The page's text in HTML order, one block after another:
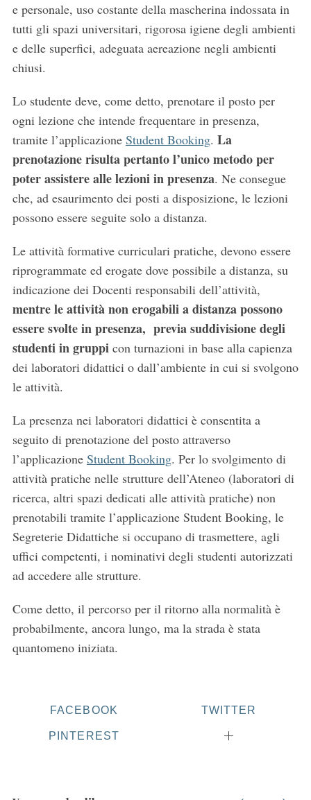
e personale, uso costante della mascherina indossata in
tutti gli spazi universitari, rigorosa igiene degli ambienti
e delle superfici, adeguata aereazione negli ambienti
chiusi.
Lo studente deve, come detto, prenotare il posto per
ogni lezione che intende frequentare in presenza,
tramite l’applicazione Student Booking. La
prenotazione risulta pertanto l’unico metodo per
poter assistere alle lezioni in presenza. Ne consegue
che, ad esaurimento dei posti a disposizione, le lezioni
possono essere seguite solo a distanza.
Le attività formative curriculari pratiche, devono essere
riprogrammate ed erogate dove possibile a distanza, su
indicazione dei Docenti responsabili dell’attività,
mentre le attività non erogabili a distanza possono
essere svolte in presenza, previa suddivisione degli
studenti in gruppicon turnazioni in base alla capienza
dei laboratori didattici o dall’ambiente in cui si svolgono
le attività.
La presenza nei laboratori didattici è consentita a
seguito di prenotazione del posto attraverso
l’applicazione Student Booking. Per lo svolgimento di
attività pratiche nelle strutture dell’Ateneo (laboratori di
ricerca, altri spazi dedicati alle attività pratiche) non
prenotabili tramite l’applicazione Student Booking, le
Segreterie Didattiche si occupano di trasmettere, agli
uffici competenti, i nominativi degli studenti autorizzati
ad accedere alle strutture.
Come detto, il percorso per il ritorno alla normalità è
probabilmente, ancora lungo, ma la strada è stata
quantomeno iniziata.
FACEBOOK TWITTER
PINTEREST